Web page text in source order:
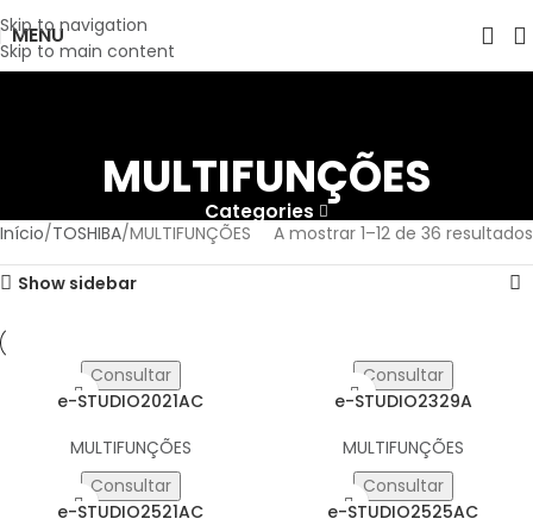
Skip to navigation
Skip to main content
MENU
MULTIFUNÇÕES
Categories
Início TOSHIBA MULTIFUNÇÕES A mostrar 1–12 de 36 resultados
Show sidebar
Consultar
e-STUDIO2021AC
MULTIFUNÇÕES
Consultar
e-STUDIO2329A
MULTIFUNÇÕES
Consultar
e-STUDIO2521AC
Consultar
e-STUDIO2525AC